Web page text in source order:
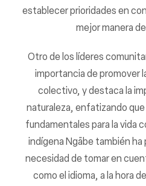
establecer prioridades en
mejor manera
Otro de los líderes
importancia de promover
colectivo, y destaca la
naturaleza, enfatizando
fundamentales para la vida
indígena Ngäbe también ha
necesidad de tomar en
como el idioma, a la hora